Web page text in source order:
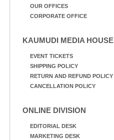
OUR OFFICES
CORPORATE OFFICE
KAUMUDI MEDIA HOUSE
EVENT TICKETS
SHIPPING POLICY
RETURN AND REFUND POLICY
CANCELLATION POLICY
ONLINE DIVISION
EDITORIAL DESK
MARKETING DESK